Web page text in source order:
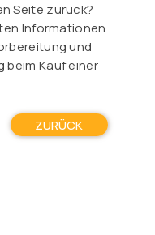
Seite zurück?
Informationen
und
beim Kauf einer
ZURÜCK